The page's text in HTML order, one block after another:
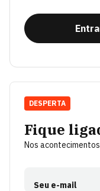
Fique
Nos
Seu e-mail
DESPERTA